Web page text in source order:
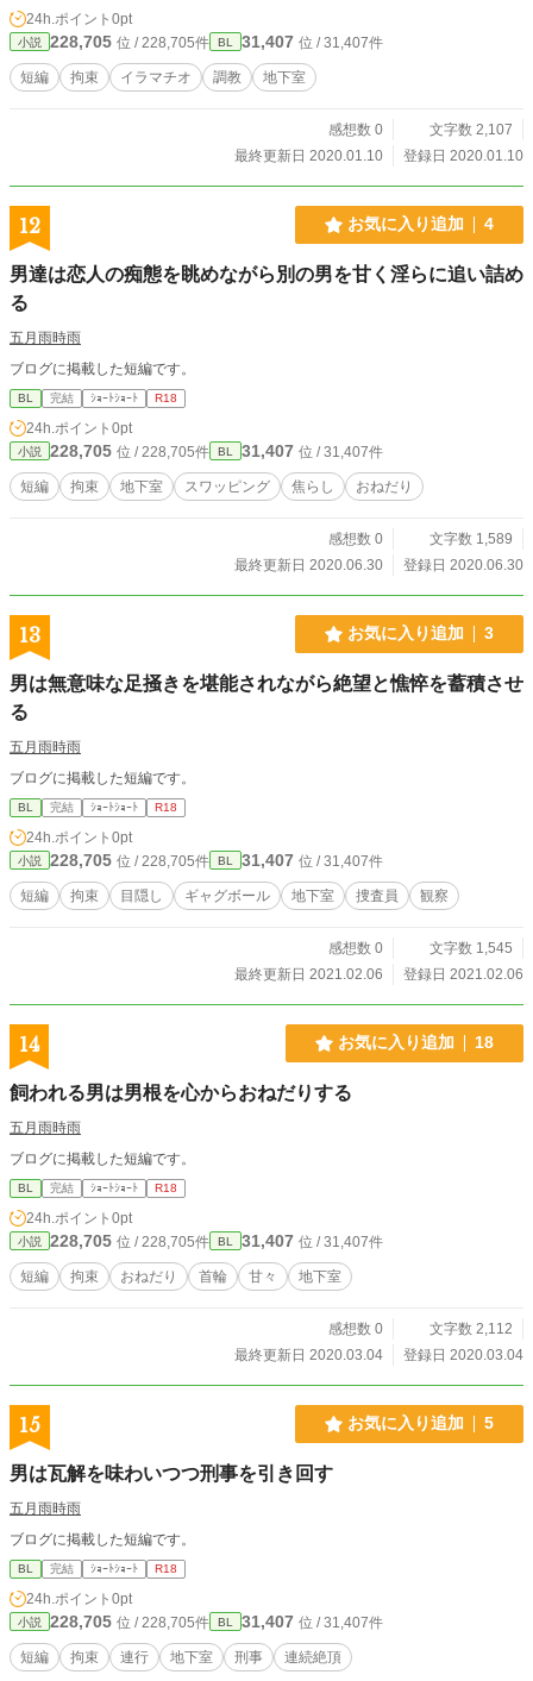
24h.ポイント 0pt
小説 228,705 位 / 228,705件 BL 31,407 位 / 31,407件
短編 拘束 イラマチオ 調教 地下室
感想数 0
文字数 2,107
最終更新日 2020.01.10
登録日 2020.01.10
12 お気に入り追加 4
男達は恋人の痴態を眺めながら別の男を甘く淫らに追い詰め
る
五月雨時雨
ブログに掲載した短編です。
BL 完結 ｼｮｰﾄｼｮｰﾄ R18
24h.ポイント 0pt
小説 228,705 位 / 228,705件 BL 31,407 位 / 31,407件
短編 拘束 地下室 スワッピング 焦らし おねだり
感想数 0
文字数 1,589
最終更新日 2020.06.30
登録日 2020.06.30
13 お気に入り追加 3
男は無意味な足掻きを堪能されながら絶望と憔悴を蓄積させ
る
五月雨時雨
ブログに掲載した短編です。
BL 完結 ｼｮｰﾄｼｮｰﾄ R18
24h.ポイント 0pt
小説 228,705 位 / 228,705件 BL 31,407 位 / 31,407件
短編 拘束 目隠し ギャグボール 地下室 捜査員 観察
感想数 0
文字数 1,545
最終更新日 2021.02.06
登録日 2021.02.06
14 お気に入り追加 18
飼われる男は男根を心からおねだりする
五月雨時雨
ブログに掲載した短編です。
BL 完結 ｼｮｰﾄｼｮｰﾄ R18
24h.ポイント 0pt
小説 228,705 位 / 228,705件 BL 31,407 位 / 31,407件
短編 拘束 おねだり 首輪 甘々 地下室
感想数 0
文字数 2,112
最終更新日 2020.03.04
登録日 2020.03.04
15 お気に入り追加 5
男は瓦解を味わいつつ刑事を引き回す
五月雨時雨
ブログに掲載した短編です。
BL 完結 ｼｮｰﾄｼｮｰﾄ R18
24h.ポイント 0pt
小説 228,705 位 / 228,705件 BL 31,407 位 / 31,407件
短編 拘束 連行 地下室 刑事 連続絶頂